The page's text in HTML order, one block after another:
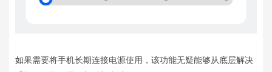
如果需要将手机长期连接电源使用，该功能无疑能够从底层解决